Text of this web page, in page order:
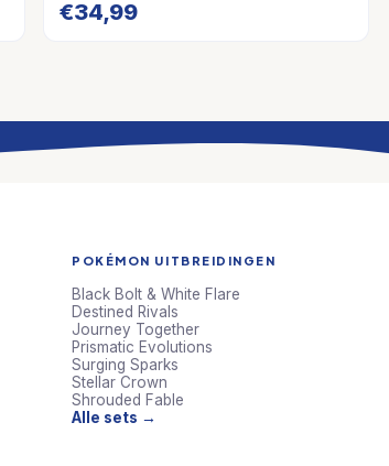
€34,99
POKÉMON UITBREIDINGEN
Black Bolt & White Flare
Destined Rivals
Journey Together
Prismatic Evolutions
Surging Sparks
Stellar Crown
Shrouded Fable
Alle sets →